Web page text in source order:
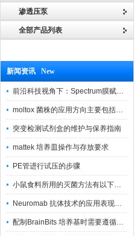
渗透压泵
全部产品列表
新闻资讯 New
前沿科技视角下：Spectrum膜赋能精密制造
moltox 菌株的应用方向主要包括以下几个方面
突变检测试剂盒的维护与保养指南
mattek 培养皿操作与存放要求
PE管进行试压的步骤
小鼠食料所用的灭菌方法有以下三种
Neuromab 抗体技术的应用表现在这几方面
配制BrainBits 培养基时需要遵循的原则